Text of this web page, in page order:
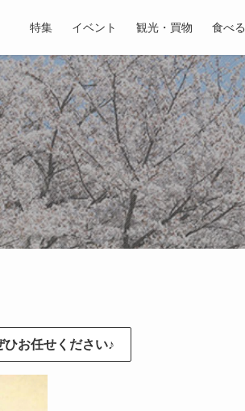
特集 イベント 観光・買物 食べる
お任せください♪